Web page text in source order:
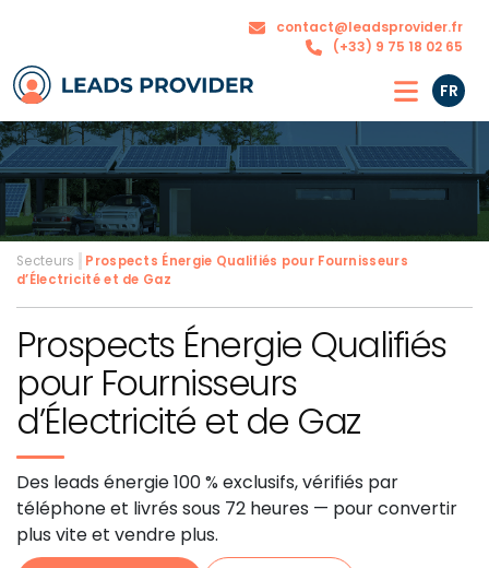
contact@leadsprovider.fr
(+33) 9 75 18 02 65
FR
Secteurs
Prospects Énergie Qualifiés pour Fournisseurs
d’Électricité et de Gaz
Prospects Énergie Qualifiés
pour Fournisseurs
d’Électricité et de Gaz
Des leads énergie 100 % exclusifs, vérifiés par
téléphone et livrés sous 72 heures — pour convertir
plus vite et vendre plus.